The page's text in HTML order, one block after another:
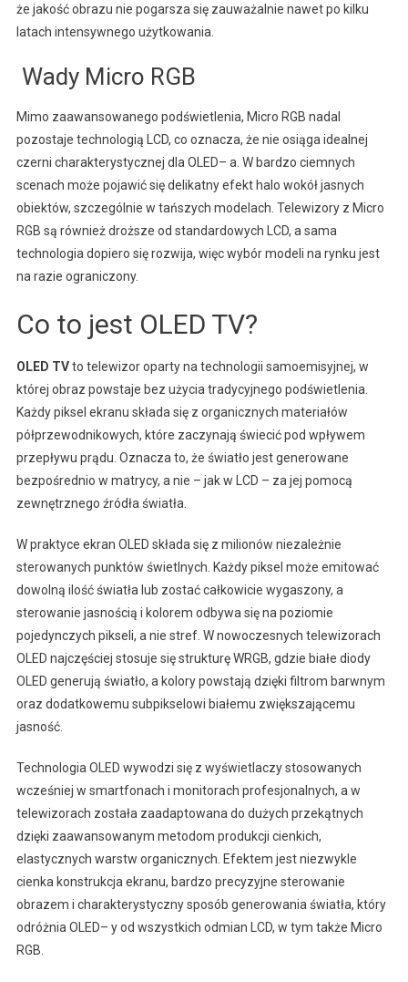
że jakość obrazu nie pogarsza się zauważalnie nawet po kilku
latach intensywnego użytkowania.
Wady Micro RGB
Mimo zaawansowanego podświetlenia, Micro RGB nadal
pozostaje technologią LCD, co oznacza, że nie osiąga idealnej
czerni charakterystycznej dla OLED– a. W bardzo ciemnych
scenach może pojawić się delikatny efekt halo wokół jasnych
obiektów, szczególnie w tańszych modelach. Telewizory z Micro
RGB są również droższe od standardowych LCD, a sama
technologia dopiero się rozwija, więc wybór modeli na rynku jest
na razie ograniczony.
Co to jest OLED TV?
OLED TVto telewizor oparty na technologii samoemisyjnej, w
której obraz powstaje bez użycia tradycyjnego podświetlenia.
Każdy piksel ekranu składa się z organicznych materiałów
półprzewodnikowych, które zaczynają świecić pod wpływem
przepływu prądu. Oznacza to, że światło jest generowane
bezpośrednio w matrycy, a nie – jak w LCD – za jej pomocą
zewnętrznego źródła światła.
W praktyce ekran OLED składa się z milionów niezależnie
sterowanych punktów świetlnych. Każdy piksel może emitować
dowolną ilość światła lub zostać całkowicie wygaszony, a
sterowanie jasnością i kolorem odbywa się na poziomie
pojedynczych pikseli, a nie stref. W nowoczesnych telewizorach
OLED najczęściej stosuje się strukturę WRGB, gdzie białe diody
OLED generują światło, a kolory powstają dzięki filtrom barwnym
oraz dodatkowemu subpikselowi białemu zwiększającemu
jasność.
Technologia OLED wywodzi się z wyświetlaczy stosowanych
wcześniej w smartfonach i monitorach profesjonalnych, a w
telewizorach została zaadaptowana do dużych przekątnych
dzięki zaawansowanym metodom produkcji cienkich,
elastycznych warstw organicznych. Efektem jest niezwykle
cienka konstrukcja ekranu, bardzo precyzyjne sterowanie
obrazem i charakterystyczny sposób generowania światła, który
odróżnia OLED– y od wszystkich odmian LCD, w tym także Micro
RGB.